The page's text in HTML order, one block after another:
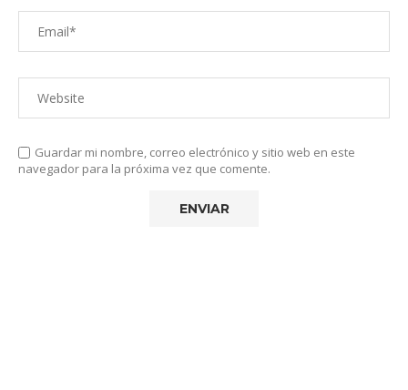
Guardar mi nombre, correo electrónico y sitio web en este
navegador para la próxima vez que comente.